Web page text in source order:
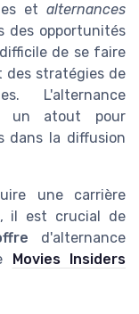
et alternances
des opportunités
de se faire
des stratégies de
L'alternance
un atout pour
dans la diffusion
une carrière
il est crucial de
d'alternance
Movies Insiders